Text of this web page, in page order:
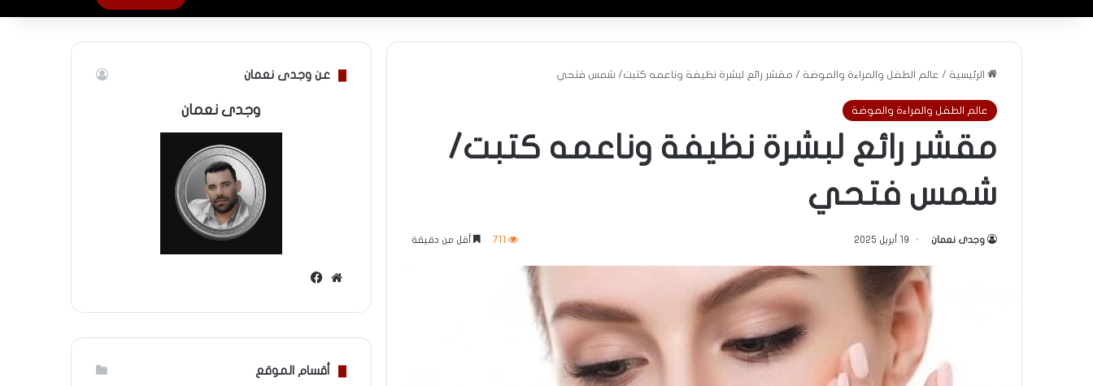
الرئيسية / عالم الطفل والمراءة والموضة / مقشر رائع لبشرة نظيفة وناعمه كتبت/ شمس فتحي
عالم الطفل والمراءة والموضة
مقشر رائع لبشرة نظيفة وناعمه كتبت/
شمس فتحي
وجدى نعمان 19 أبريل 2025 711 أقل من دقيقة
عن وجدى نعمان
وجدى نعمان
موقع
أقسام الموقع